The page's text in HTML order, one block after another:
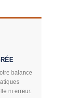
balance
ni erreur.